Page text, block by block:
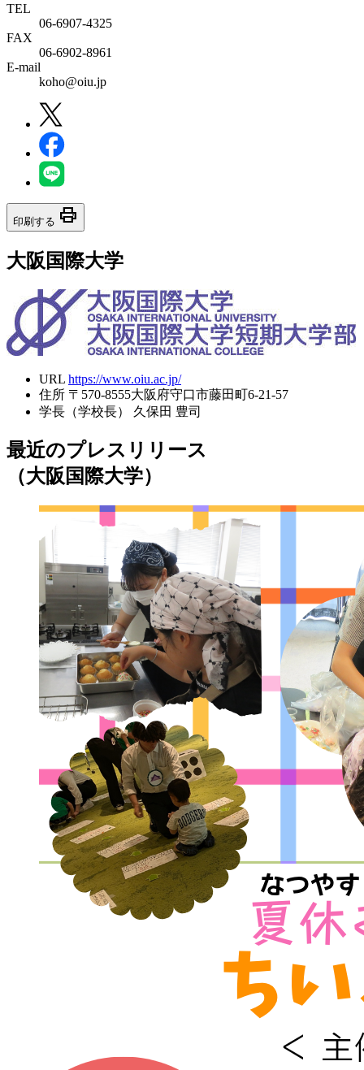
TEL
06-6907-4325
FAX
06-6902-8961
E-mail
koho@oiu.jp
印刷する print
大阪国際大学
URL https://www.oiu.ac.jp/
住所 〒570-8555大阪府守口市藤田町6-21-57
学長（学校長）
久保田 豊司
最近のプレスリリース
（大阪国際大学）